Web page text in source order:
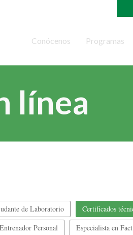
Conócenos Programas
línea
de Laboratorio Certificados
Entrenador Personal Especialista en